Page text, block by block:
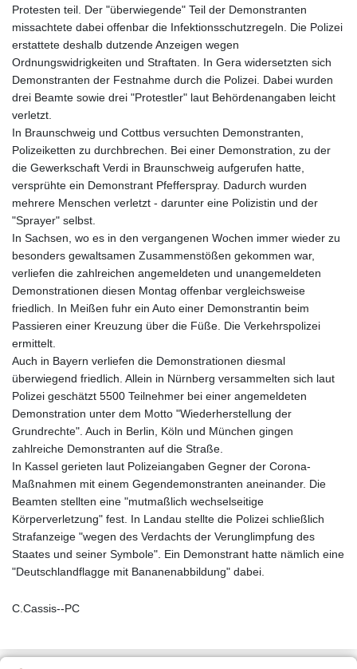
Protesten teil. Der "überwiegende" Teil der Demonstranten
missachtete dabei offenbar die Infektionsschutzregeln. Die Polizei
erstattete deshalb dutzende Anzeigen wegen
Ordnungswidrigkeiten und Straftaten. In Gera widersetzten sich
Demonstranten der Festnahme durch die Polizei. Dabei wurden
drei Beamte sowie drei "Protestler" laut Behördenangaben leicht
verletzt.
In Braunschweig und Cottbus versuchten Demonstranten,
Polizeiketten zu durchbrechen. Bei einer Demonstration, zu der
die Gewerkschaft Verdi in Braunschweig aufgerufen hatte,
versprühte ein Demonstrant Pfefferspray. Dadurch wurden
mehrere Menschen verletzt - darunter eine Polizistin und der
"Sprayer" selbst.
In Sachsen, wo es in den vergangenen Wochen immer wieder zu
besonders gewaltsamen Zusammenstößen gekommen war,
verliefen die zahlreichen angemeldeten und unangemeldeten
Demonstrationen diesen Montag offenbar vergleichsweise
friedlich. In Meißen fuhr ein Auto einer Demonstrantin beim
Passieren einer Kreuzung über die Füße. Die Verkehrspolizei
ermittelt.
Auch in Bayern verliefen die Demonstrationen diesmal
überwiegend friedlich. Allein in Nürnberg versammelten sich laut
Polizei geschätzt 5500 Teilnehmer bei einer angemeldeten
Demonstration unter dem Motto "Wiederherstellung der
Grundrechte". Auch in Berlin, Köln und München gingen
zahlreiche Demonstranten auf die Straße.
In Kassel gerieten laut Polizeiangaben Gegner der Corona-
Maßnahmen mit einem Gegendemonstranten aneinander. Die
Beamten stellten eine "mutmaßlich wechselseitige
Körperverletzung" fest. In Landau stellte die Polizei schließlich
Strafanzeige "wegen des Verdachts der Verunglimpfung des
Staates und seiner Symbole". Ein Demonstrant hatte nämlich eine
"Deutschlandflagge mit Bananenabbildung" dabei.
C.Cassis--PC